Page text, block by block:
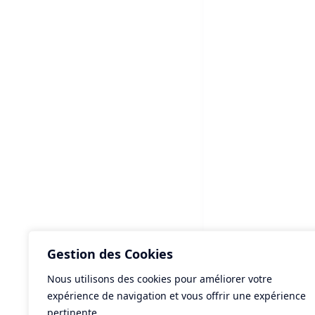
Gestion des Cookies
Nous utilisons des cookies pour améliorer votre
expérience de navigation et vous offrir une expérience